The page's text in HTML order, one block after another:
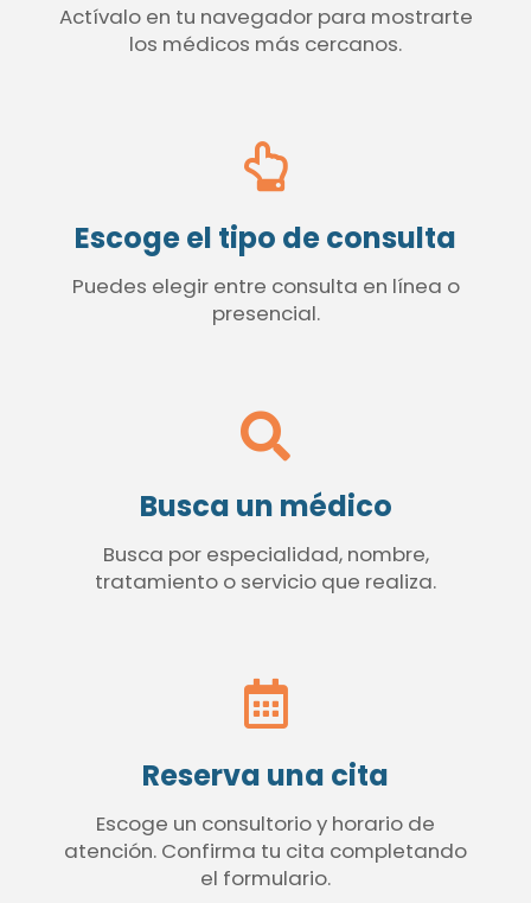
Actívalo en tu navegador para mostrarte
los médicos más cercanos.
Escoge el tipo de consulta
Puedes elegir entre consulta en línea o
presencial.
Busca un médico
Busca por especialidad, nombre,
tratamiento o servicio que realiza.
Reserva una cita
Escoge un consultorio y horario de
atención. Confirma tu cita completando
el formulario.